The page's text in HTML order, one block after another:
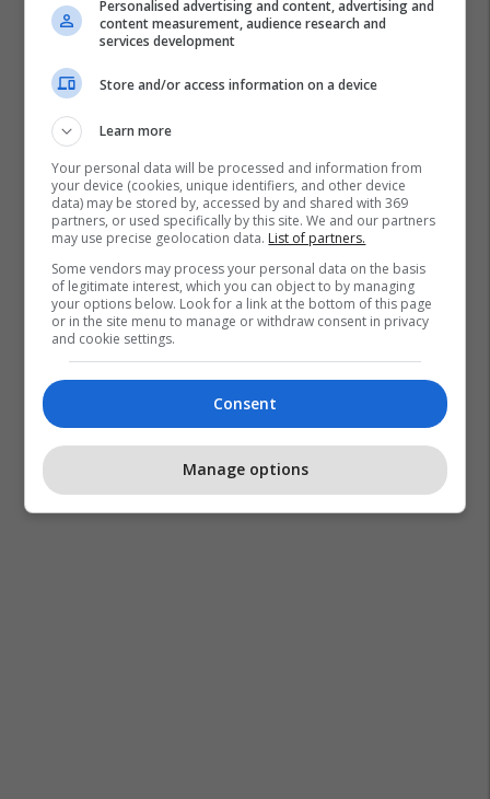
Personalised advertising and content, advertising and
content measurement, audience research and
services development
Store and/or access information on a device
Learn more
Your personal data will be processed and information from
your device (cookies, unique identifiers, and other device
data) may be stored by, accessed by and shared with 369
partners, or used specifically by this site. We and our partners
may use precise geolocation data. List of partners.
Some vendors may process your personal data on the basis
of legitimate interest, which you can object to by managing
your options below. Look for a link at the bottom of this page
or in the site menu to manage or withdraw consent in privacy
and cookie settings.
Consent
Manage options